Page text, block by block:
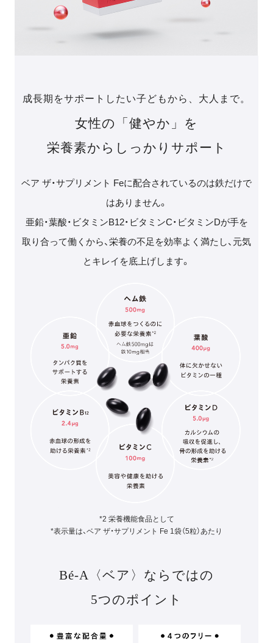
成長期をサポートしたい子どもから、大人まで。
女性の「健やか」を
栄養素からしっかりサポート
ベア ザ・サプリメント Feに配合されているのは鉄だけで
はありません。
亜鉛・葉酸・ビタミンB12・ビタミンC・ビタミンDが手を
取り合って働くから、栄養の不足を効率よく満たし、 元気
とキレイを底上げします。
*2 栄養機能食品として
*表示量は、ベア ザ・サプリメント Fe 1袋（5粒）あたり
Bé-A〈ベア〉ならではの
5つのポイント